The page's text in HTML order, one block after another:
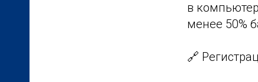
в
менее 50%
🔗